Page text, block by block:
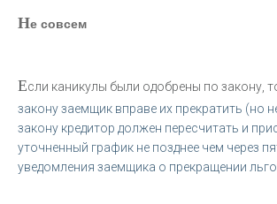
Не совсем
Если каникулы были одобрены по закону,
закону заемщик вправе их прекратить (но
закону кредитор должен пересчитать и
уточненный график не позднее чем через
уведомления заемщика о прекращении